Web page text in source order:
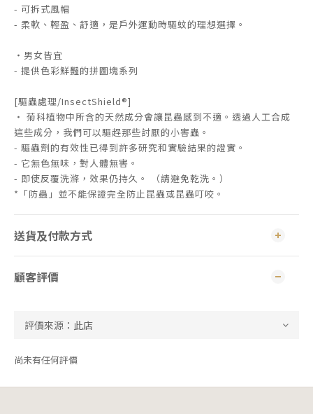
- 可拆式風帽
- 柔軟、輕盈、舒適，是戶外運動時驅蚊的理想選擇。
・男女皆宜
- 提供色彩鮮豔的拼圖塊系列
[驅蟲處理/InsectShield®]
・ 菊科植物中所含的天然成分會讓昆蟲感到不適。透過人工合成
這些成分，我們可以驅趕那些討厭的小害蟲。
- 驅蟲劑的有效性已得到許多研究和實驗結果的證實。
- 它無色無味，對人體無害。
- 即使反覆洗滌，效果仍持久。 （請避免乾洗。）
*「防蟲」並不能保證完全防止昆蟲或昆蟲叮咬。
送貨及付款方式
顧客評價
尚未有任何評價